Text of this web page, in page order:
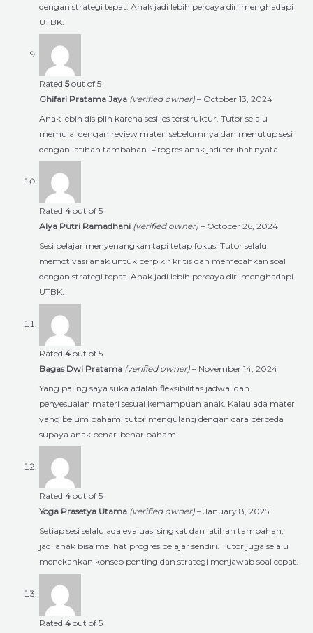
dengan strategi tepat. Anak jadi lebih percaya diri menghadapi
UTBK.
Rated 5out of 5
Ghifari Pratama Jaya (verified owner) – October 13, 2024
Anak lebih disiplin karena sesi les terstruktur. Tutor selalu
memulai dengan review materi sebelumnya dan menutup sesi
dengan latihan tambahan. Progres anak jadi terlihat nyata.
Rated 4 out of 5
Alya Putri Ramadhani (verified owner) – October 26, 2024
Sesi belajar menyenangkan tapi tetap fokus. Tutor selalu
memotivasi anak untuk berpikir kritis dan memecahkan soal
dengan strategi tepat. Anak jadi lebih percaya diri menghadapi
UTBK.
Rated 4 out of 5
Bagas Dwi Pratama (verified owner) – November 14, 2024
Yang paling saya suka adalah fleksibilitas jadwal dan
penyesuaian materi sesuai kemampuan anak. Kalau ada materi
yang belum paham, tutor mengulang dengan cara berbeda
supaya anak benar-benar paham.
Rated 4 out of 5
Yoga Prasetya Utama (verified owner) – January 8, 2025
Setiap sesi selalu ada evaluasi singkat dan latihan tambahan,
jadi anak bisa melihat progres belajar sendiri. Tutor juga selalu
menekankan konsep penting dan strategi menjawab soal cepat.
Rated 4 out of 5